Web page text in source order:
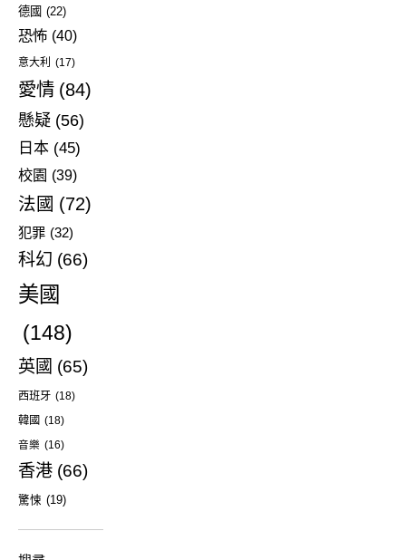
德國 (22)
恐怖 (40)
意大利 (17)
愛情 (84)
懸疑 (56)
日本 (45)
校園 (39)
法國 (72)
犯罪 (32)
科幻 (66)
美國
(148)
英國 (65)
西班牙 (18)
韓國 (18)
音樂 (16)
香港 (66)
驚悚 (19)